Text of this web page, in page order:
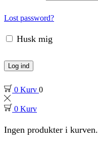
Lost password?
Husk mig
Log ind
0 Kurv 0
0 Kurv
Ingen produkter i kurven.